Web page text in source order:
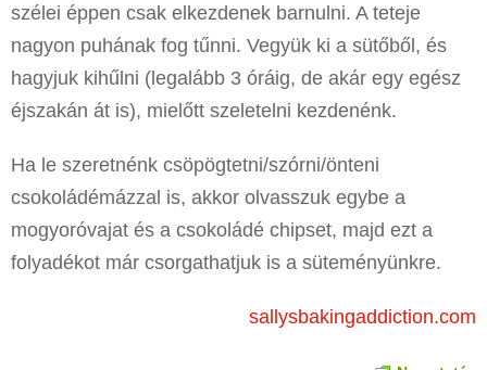
szélei éppen csak elkezdenek barnulni. A teteje
nagyon puhának fog tűnni. Vegyük ki a sütőből, és
hagyjuk kihűlni (legalább 3 óráig, de akár egy egész
éjszakán át is), mielőtt szeletelni kezdenénk.
Ha le szeretnénk csöpögtetni/szórni/önteni
csokoládémázzal is, akkor olvasszuk egybe a
mogyoróvajat és a csokoládé chipset, majd ezt a
folyadékot már csorgathatjuk is a süteményünkre.
sallysbakingaddiction.com